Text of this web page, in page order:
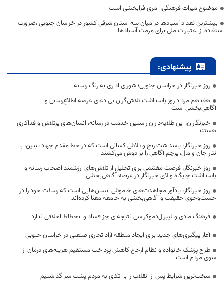
موضوع میراث فرهنگی، امری فرابخشی است
بیشترین تعداد آسبادها در میان سه استان شرقی کشور در خراسان جنوبی ،ضرورت
استفاده از اعتبارات ملی برای مرمت آسبادها
پیشنهادی:
روز خبرنگار در خراسان جنوبی؛ شورای اداری به رنگ رسانه
هفدهم مرداد روز پاسداشت تلاش‌گران بی‌ادعای عرصه اطلاع‌رسانی و
آگاهی‌بخشی است
خبرنگاران، این طلایه‌داران راستین خدمت در رسانه، انسان‌های پرتلاش و فداکاری
هستند
روز خبرنگار، پاسداشت رنج و تلاش کسانی است که در خط مقدم جهاد تبیین، با
نثار جان و مال، پرچم آگاهی را بر دوش می‌کشند
روز خبرنگار، فرصت مغتنمی برای تجلیل از تلاش‌های ارزشمند اصحاب رسانه و
پاسداشت جایگاه والای خبرنگار در عرصه آگاهی‌بخشی
روز خبرنگار، یادآور مجاهدت‌های خاموش انسان‌هایی است که رسالت خود را در
جست‌وجوی حقیقت و آگاهی‌بخشی به جامعه معنا کرده‌اند
فرهنگ مادی و لیبرال‌دموکراسی نتیجه‌ای جز فساد و انحطاط اخلاقی ندارد
آغاز پیگیری‌های جدید برای ایجاد منطقه آزاد تجاری صنعتی در خراسان جنوبی
طرح پزشک خانواده و نظام ارجاع کاهش پرداخت مستقیم هزینه‌های درمان از
سوی مردم است
سخت‌ترین شرایط پس از انقلاب را با اتکای به مردم پشت سر گذاشتیم